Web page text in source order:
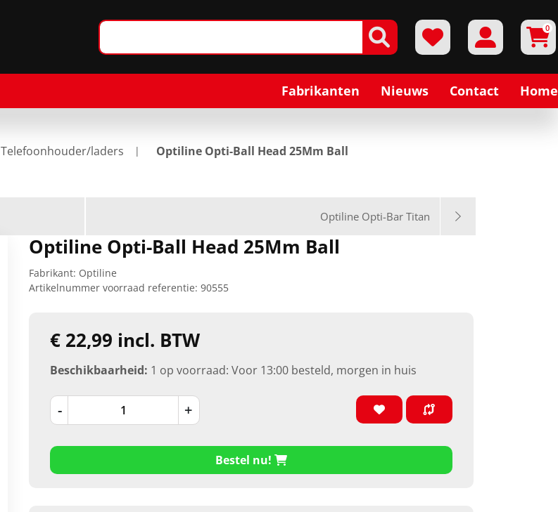
0
Fabrikanten Nieuws Contact Home
Telefoonhouder/laders Optiline Opti-Ball Head 25Mm Ball
Optiline Opti-Bar Titan
Optiline Opti-Ball Head 25Mm Ball
Fabrikant: Optiline
Artikelnummer voorraad referentie: 90555
€ 22,99 incl. BTW
Beschikbaarheid: 1 op voorraad: Voor 13:00 besteld, morgen in huis
- +
Bestel nu!